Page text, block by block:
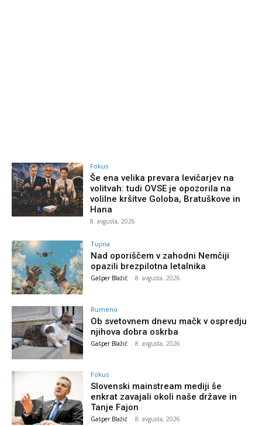
Fokus
Še ena velika prevara levičarjev na
volitvah: tudi OVSE je opozorila na
volilne kršitve Goloba, Bratuškove in
Hana
8. avgusta, 2026
Tujina
Nad oporiščem v zahodni Nemčiji
opazili brezpilotna letalnika
Gašper Blažič - 8. avgusta, 2026
Rumeno
Ob svetovnem dnevu mačk v ospredju
njihova dobra oskrba
Gašper Blažič - 8. avgusta, 2026
Fokus
Slovenski mainstream mediji še
enkrat zavajali okoli naše države in
Tanje Fajon
Gašper Blažič - 8. avgusta, 2026